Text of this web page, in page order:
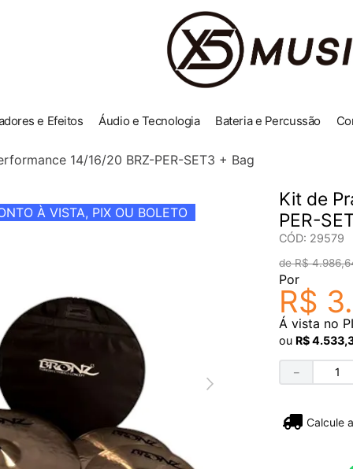
e Efeitos Áudio e Tecnologia Bateria e Percussão
14/16/20 BRZ-PER-SET3 + Bag
À VISTA, PIX OU BOLETO
Kit de
PER-
CÓD: 29579
R$ 4.986,
Por
R$ 3.
Á vista no
ou R$4.533,
－
Não sei